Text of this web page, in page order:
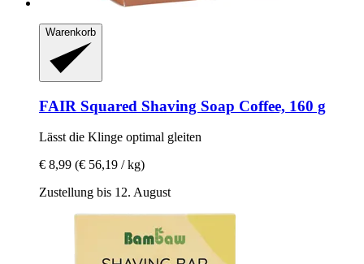
Warenkorb
FAIR Squared Shaving Soap Coffee, 160 g
Lässt die Klinge optimal gleiten
€ 8,99 (€ 56,19 / kg)
Zustellung bis 12. August